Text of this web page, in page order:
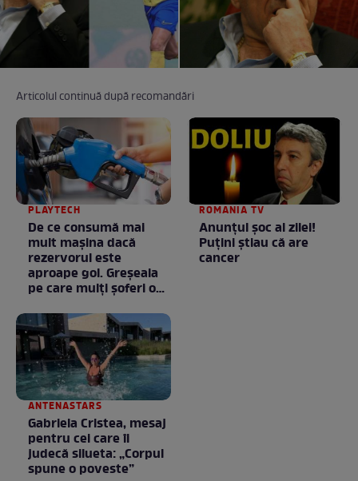
Articolul continuă după recomandări
PLAYTECH
De ce consumă mai
mult mașina dacă
rezervorul este
aproape gol. Greșeala
pe care mulți șoferi o
ROMANIA TV
Anunţul şoc al zilei!
Puţini ştiau că are
cancer
ANTENASTARS
Gabriela Cristea, mesaj
pentru cei care îi
judecă silueta: „Corpul
spune o poveste”